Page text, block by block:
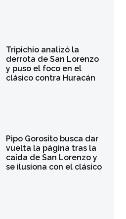
Tripichio analizó la
derrota de San Lorenzo
y puso el foco en el
clásico contra Huracán
Pipo Gorosito busca dar
vuelta la página tras la
caída de San Lorenzo y
se ilusiona con el clásico